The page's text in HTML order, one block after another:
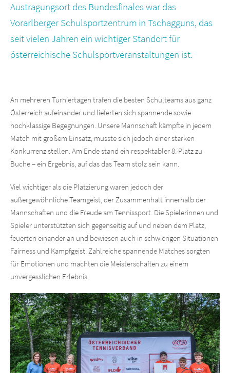
Austragungsort des Bundesfinales war das
Vorarlberger Schulsportzentrum in Tschagguns, das
seit vielen Jahren ein wichtiger Standort für
österreichische Schulsportveranstaltungen ist.
An mehreren Turniertagen trafen die besten Schulteams aus ganz
Österreich aufeinander und lieferten sich spannende sowie
hochklassige Begegnungen. Unsere Mannschaft kämpfte in jedem
Match mit großem Einsatz, musste sich jedoch einer starken
Konkurrenz stellen. Am Ende stand ein respektabler 8. Platz zu
Buche – ein Ergebnis, auf das das Team stolz sein kann.
Viel wichtiger als die Platzierung waren jedoch der
außergewöhnliche Teamgeist, der Zusammenhalt innerhalb der
Mannschaften und die Freude am Tennissport. Die Spielerinnen und
Spieler unterstützten sich gegenseitig auf und neben dem Platz,
feuerten einander an und bewiesen auch in schwierigen Situationen
Fairness und Kampfgeist. Zahlreiche spannende Matches sorgten
für Emotionen und machten die Meisterschaften zu einem
unvergesslichen Erlebnis.